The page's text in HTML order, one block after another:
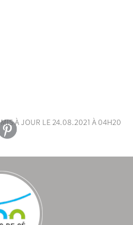
mis à jour le 24.08.2021 à 04h20